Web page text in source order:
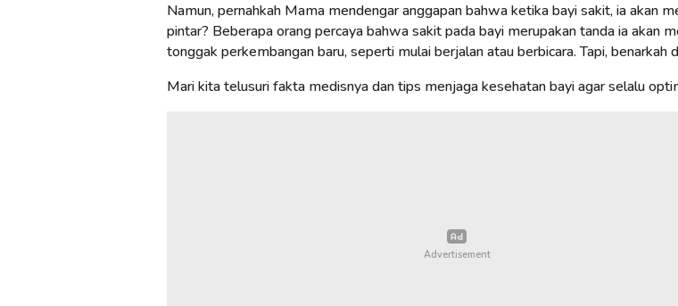
Namun, pernahkah Mama mendengar anggapan bahwa ketika bayi sakit, ia akan
pintar? Beberapa orang percaya bahwa sakit pada bayi merupakan tanda ia akan
tonggak perkembangan baru, seperti mulai berjalan atau berbicara. Tapi, benarkah
Mari kita telusuri fakta medisnya dan tips menjaga kesehatan bayi agar selalu